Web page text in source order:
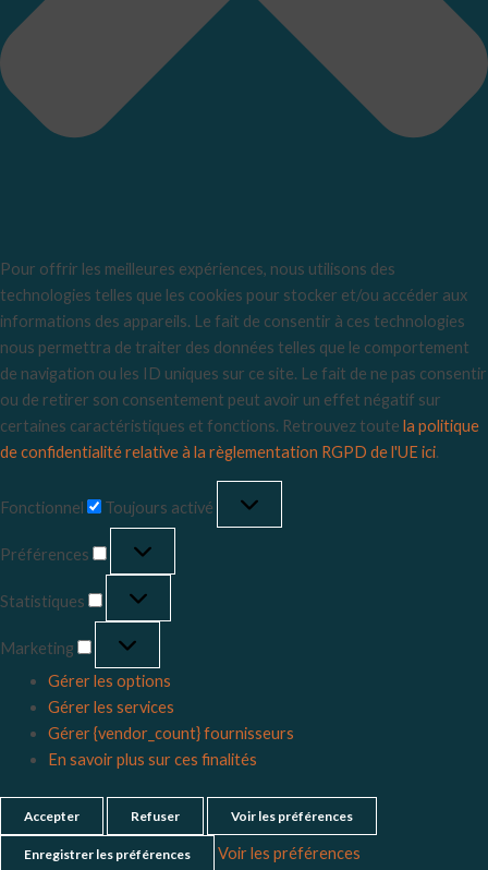
Pour offrir les meilleures expériences, nous utilisons des
technologies telles que les cookies pour stocker et/ou accéder aux
informations des appareils. Le fait de consentir à ces technologies
nous permettra de traiter des données telles que le comportement
de navigation ou les ID uniques sur ce site. Le fait de ne pas consentir
ou de retirer son consentement peut avoir un effet négatif sur
certaines caractéristiques et fonctions. Retrouvez toute la politique
de confidentialité relative à la règlementation RGPD de l'UE ici.
Fonctionnel Toujours activé
Préférences
Statistiques
Marketing
Gérer les options
Gérer les services
Gérer {vendor_count} fournisseurs
En savoir plus sur ces finalités
Accepter Refuser Voir les préférences
Enregistrer les préférences
Voir les préférences